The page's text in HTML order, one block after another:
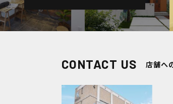
CONTACT US 店舗へ